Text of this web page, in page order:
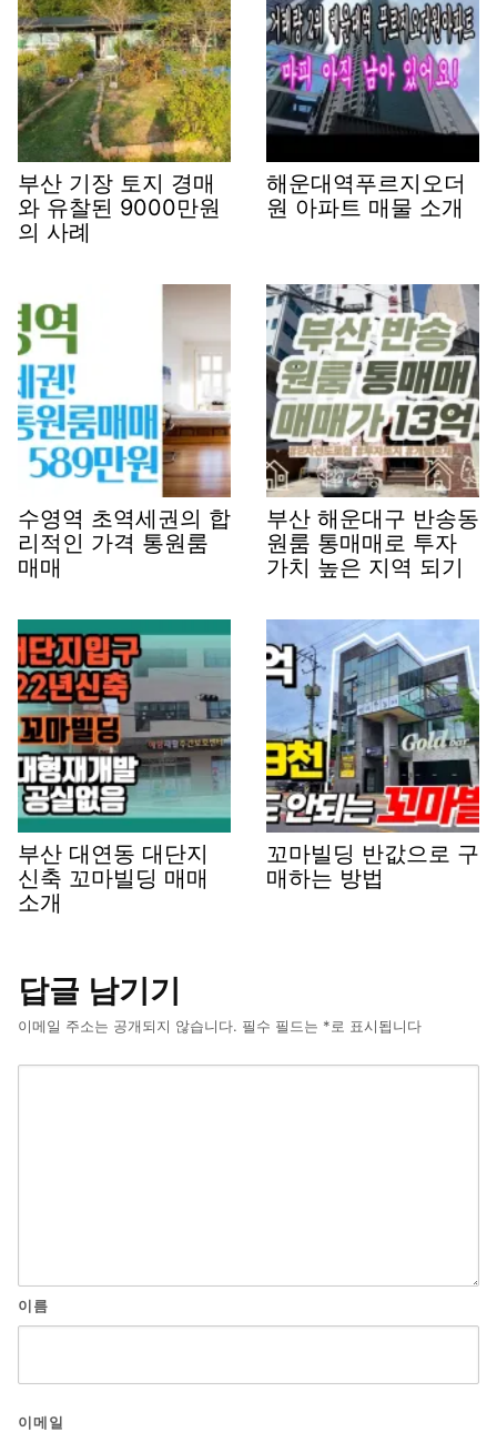
부산 기장 토지 경매
와 유찰된 9000만원
의 사례
해운대역푸르지오더
원 아파트 매물 소개
수영역 초역세권의 합
리적인 가격 통원룸
매매
부산 해운대구 반송동
원룸 통매매로 투자
가치 높은 지역 되기
부산 대연동 대단지
신축 꼬마빌딩 매매
소개
꼬마빌딩 반값으로 구
매하는 방법
답글 남기기
이메일 주소는 공개되지 않습니다. 필수 필드는 *로 표시됩니다
이름
이메일